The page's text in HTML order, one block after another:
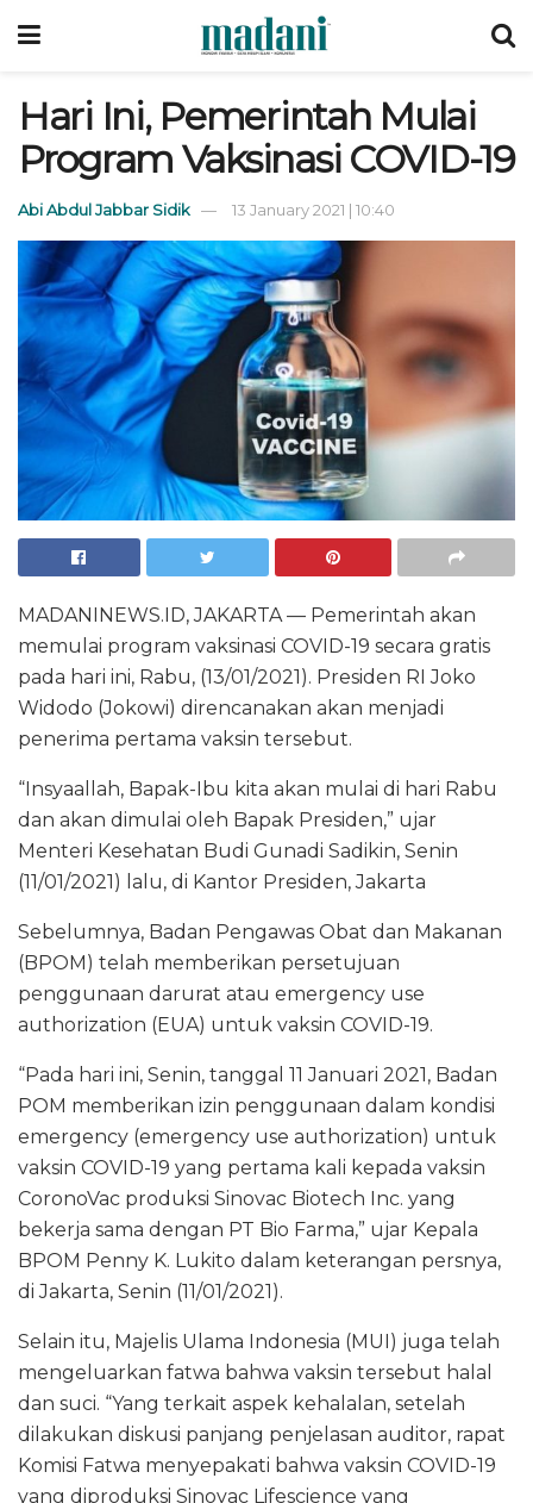
Hari Ini, Pemerintah Mulai
Program Vaksinasi COVID-19
Abi Abdul Jabbar Sidik 13 January 2021 | 10:40
MADANINEWS.ID, JAKARTA — Pemerintah akan
memulai program vaksinasi COVID-19 secara gratis
pada hari ini, Rabu, (13/01/2021). Presiden RI Joko
Widodo (Jokowi) direncanakan akan menjadi
penerima pertama vaksin tersebut.
“Insyaallah, Bapak-Ibu kita akan mulai di hari Rabu
dan akan dimulai oleh Bapak Presiden,” ujar
Menteri Kesehatan Budi Gunadi Sadikin, Senin
(11/01/2021) lalu, di Kantor Presiden, Jakarta
Sebelumnya, Badan Pengawas Obat dan Makanan
(BPOM) telah memberikan persetujuan
penggunaan darurat atau emergency use
authorization (EUA) untuk vaksin COVID-19.
“Pada hari ini, Senin, tanggal 11 Januari 2021, Badan
POM memberikan izin penggunaan dalam kondisi
emergency (emergency use authorization) untuk
vaksin COVID-19 yang pertama kali kepada vaksin
CoronoVac produksi Sinovac Biotech Inc. yang
bekerja sama dengan PT Bio Farma,” ujar Kepala
BPOM Penny K. Lukito dalam keterangan persnya,
di Jakarta, Senin (11/01/2021).
Selain itu, Majelis Ulama Indonesia (MUI) juga telah
mengeluarkan fatwa bahwa vaksin tersebut halal
dan suci. “Yang terkait aspek kehalalan, setelah
dilakukan diskusi panjang penjelasan auditor, rapat
Komisi Fatwa menyepakati bahwa vaksin COVID-19
yang diproduksi Sinovac Lifescience yang